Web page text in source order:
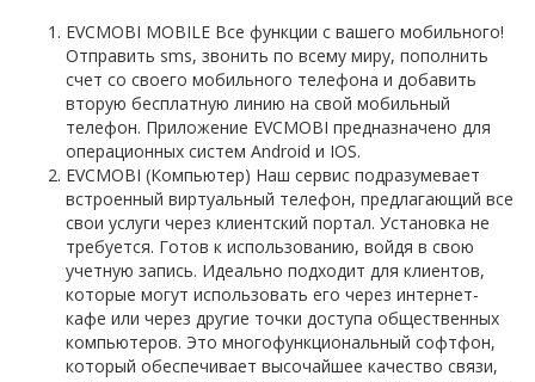
EVCMOBI MOBILE Все функции с вашего мобильного!
Отправить sms, звонить по всему миру, пополнить
счет со своего мобильного телефона и добавить
вторую бесплатную линию на свой мобильный
телефон. Приложение EVCMOBI предназначено для
операционных систем Android и IOS.
EVCMOBI (Компьютер) Наш сервис подразумевает
встроенный виртуальный телефон, предлагающий все
свои услуги через клиентский портал. Установка не
требуется. Готов к использованию, войдя в свою
учетную запись. Идеально подходит для клиентов,
которые могут использовать его через интернет-
кафе или через другие точки доступа общественных
компьютеров. Это многофункциональный софтфон,
который обеспечивает высочайшее качество связи,